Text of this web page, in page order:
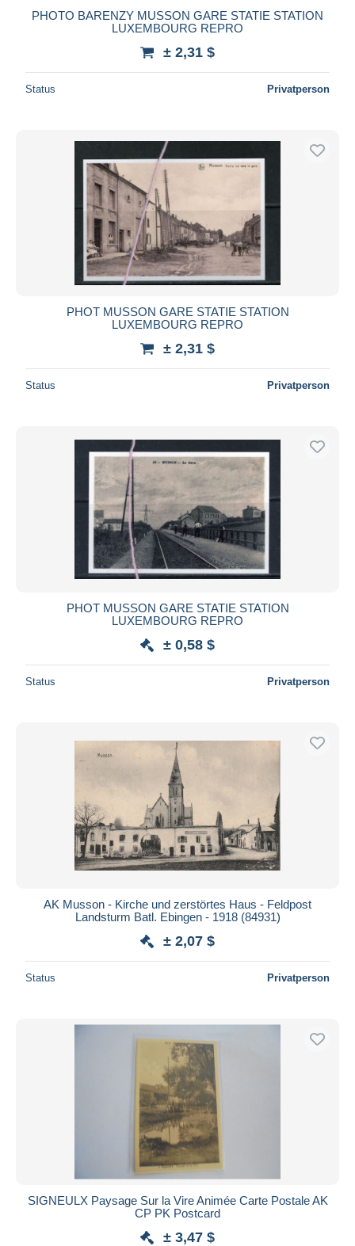
PHOTO BARENZY MUSSON GARE STATIE STATION
LUXEMBOURG REPRO
± 2,31 $
Status Privatperson
PHOT MUSSON GARE STATIE STATION
LUXEMBOURG REPRO
± 2,31 $
Status Privatperson
PHOT MUSSON GARE STATIE STATION
LUXEMBOURG REPRO
± 0,58 $
Status Privatperson
AK Musson - Kirche und zerstörtes Haus - Feldpost
Landsturm Batl. Ebingen - 1918 (84931)
± 2,07 $
Status Privatperson
SIGNEULX Paysage Sur la Vire Animée Carte Postale AK
CP PK Postcard
± 3,47 $